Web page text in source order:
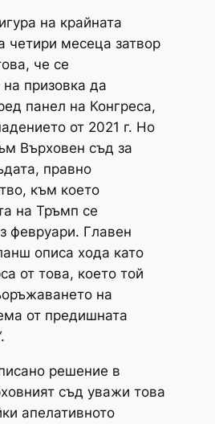
на крайната
четири месеца затвор
че се
призовка да
панел на Конгреса,
от 2021 г. Но
Върховен съд за
правно
към което
на Тръмп се
февруари. Главен
описа хода като
от това, което той
на
от предишната
решение в
съд уважи това
апелативното